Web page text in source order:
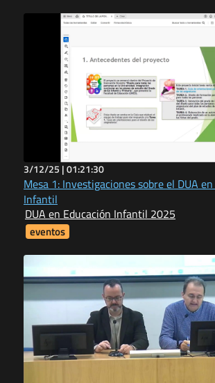
3/12/25 |01:21:30
Mesa 1: Investigaciones sobre el DUA
Infantil
DUA en Educación Infantil 2025
eventos